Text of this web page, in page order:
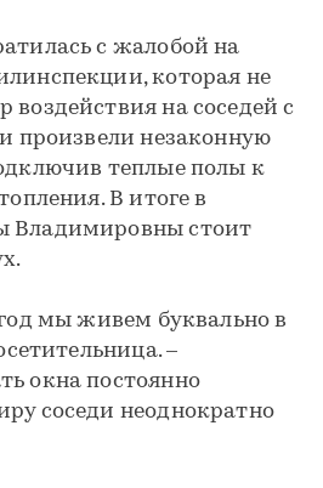
с жалобой на
которая не
на соседей с
произвели незаконную
теплые полы к
В итоге в
Владимировны стоит
мы живем буквально в
–
окна постоянно
соседи неоднократно